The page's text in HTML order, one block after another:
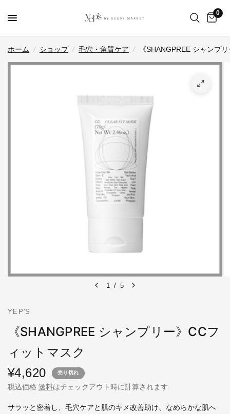
0
ホーム / ショップ / 毛穴・角質ケア / 《SHANGPREE シャンプ
1 / 5
YEP'S
《SHANGPREE シャンプリー》CCフ
ィットマスク
¥4,620 売り切れ
税込価格 送料はチェックアウト時に計算されます.
サラッと密着し、毛穴ケアと肌のキメ改善助け、なめらかな肌へ